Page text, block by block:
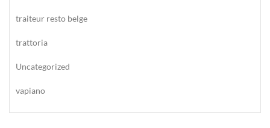
traiteur resto belge
trattoria
Uncategorized
vapiano